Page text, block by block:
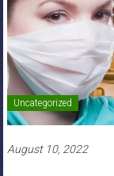
Uncategorized
August 10, 2022